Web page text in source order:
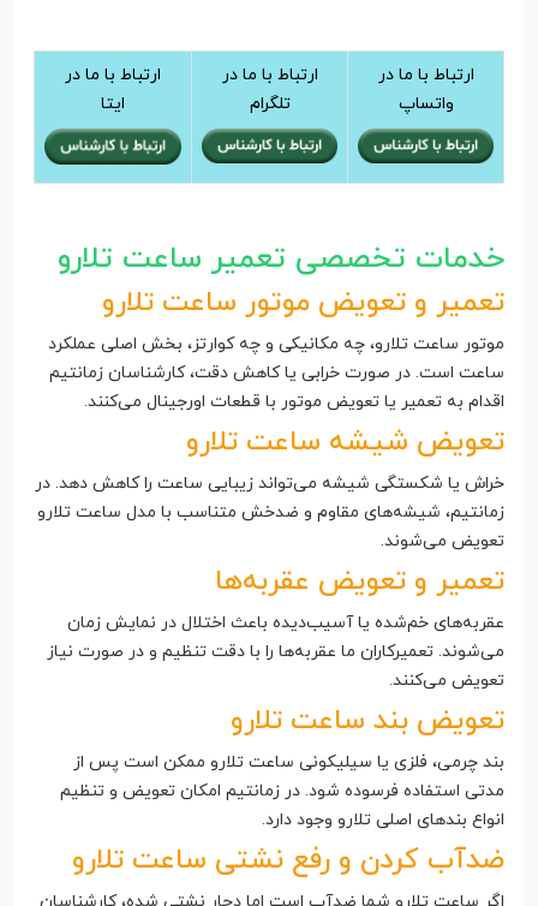
ارتباط با ما در
واتساپ
ارتباط با ما در
تلگرام
ارتباط با ما در
ایتا
خدمات تخصصی تعمیر ساعت تلارو
تعمیر و تعویض موتور ساعت تلارو
موتور ساعت تلارو، چه مکانیکی و چه کوارتز، بخش اصلی عملکرد
ساعت است. در صورت خرابی یا کاهش دقت، کارشناسان زمانتیم
اقدام به تعمیر یا تعویض موتور با قطعات اورجینال می‌کنند.
تعویض شیشه ساعت تلارو
خراش یا شکستگی شیشه می‌تواند زیبایی ساعت را کاهش دهد. در
زمانتیم، شیشه‌های مقاوم و ضدخش متناسب با مدل ساعت تلارو
تعویض می‌شوند.
تعمیر و تعویض عقربه‌ها
عقربه‌های خم‌شده یا آسیب‌دیده باعث اختلال در نمایش زمان
می‌شوند. تعمیرکاران ما عقربه‌ها را با دقت تنظیم و در صورت نیاز
تعویض می‌کنند.
تعویض بند ساعت تلارو
بند چرمی، فلزی یا سیلیکونی ساعت تلارو ممکن است پس از
مدتی استفاده فرسوده شود. در زمانتیم امکان تعویض و تنظیم
انواع بندهای اصلی تلارو وجود دارد.
ضدآب کردن و رفع نشتی ساعت تلارو